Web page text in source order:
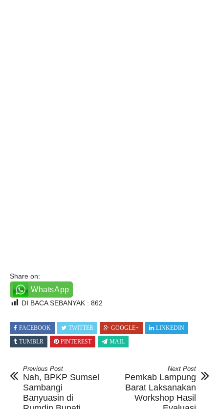
Share on:
WhatsApp
DI BACA SEBANYAK : 862
FACEBOOK TWITTER GOOGLE+
LINKEDIN
TUMBLR
PINTEREST MAIL
Previous Post
Nah, BPKP Sumsel
Sambangi
Banyuasin di
Next Post
Pemkab Lampung
Barat Laksanakan
Workshop Hasil